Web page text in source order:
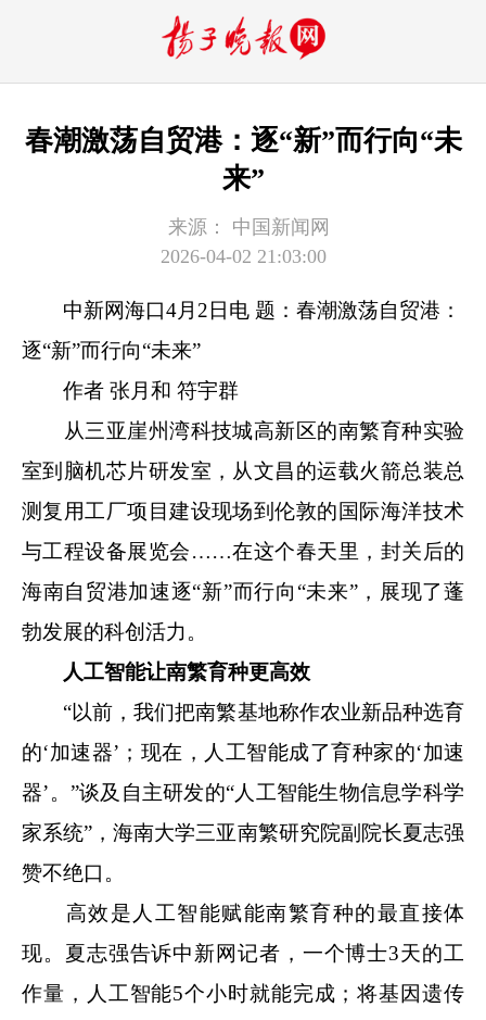
春潮激荡自贸港：逐“新”而行向“未
来”
来源：
中国新闻网
2026-04-02 21:03:00
中新网海口4月2日电 题：春潮激荡自贸港：
逐“新”而行向“未来”
作者 张月和 符宇群
从三亚崖州湾科技城高新区的南繁育种实验
室到脑机芯片研发室，从文昌的运载火箭总装总
测复用工厂项目建设现场到伦敦的国际海洋技术
与工程设备展览会……在这个春天里，封关后的
海南自贸港加速逐“新”而行向“未来”，展现了蓬
勃发展的科创活力。
人工智能让南繁育种更高效
“以前，我们把南繁基地称作农业新品种选育
的‘加速器’；现在，人工智能成了育种家的‘加速
器’。”谈及自主研发的“人工智能生物信息学科学
家系统”，海南大学三亚南繁研究院副院长夏志强
赞不绝口。
高效是人工智能赋能南繁育种的最直接体
现。夏志强告诉中新网记者，一个博士3天的工
作量，人工智能5个小时就能完成；将基因遗传